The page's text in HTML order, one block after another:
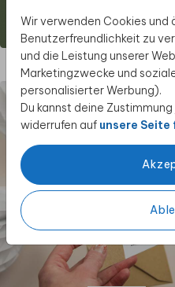
Wir verwenden Cookies und
Benutzerfreundlichkeit zu
und die Leistung unserer
Marketingzwecke und
personalisierter Werbung).
Du kannst deine
widerrufen auf unsere
ABSENDERAUFKLEBER
Diese Produkte könnten